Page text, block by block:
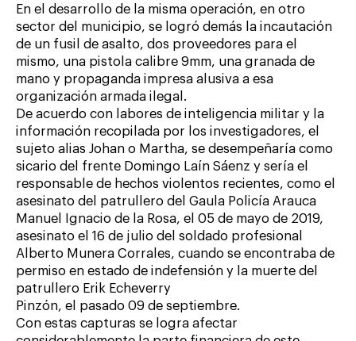
En el desarrollo de la misma operación, en otro
sector del municipio, se logró demás la incautación
de un fusil de asalto, dos proveedores para el
mismo, una pistola calibre 9mm, una granada de
mano y propaganda impresa alusiva a esa
organización armada ilegal.
De acuerdo con labores de inteligencia militar y la
información recopilada por los investigadores, el
sujeto alias Johan o Martha, se desempeñaría como
sicario del frente Domingo Laín Sáenz y sería el
responsable de hechos violentos recientes, como el
asesinato del patrullero del Gaula Policía Arauca
Manuel Ignacio de la Rosa, el 05 de mayo de 2019,
asesinato el 16 de julio del soldado profesional
Alberto Munera Corrales, cuando se encontraba de
permiso en estado de indefensión y la muerte del
patrullero Erik Echeverry
Pinzón, el pasado 09 de septiembre.
Con estas capturas se logra afectar